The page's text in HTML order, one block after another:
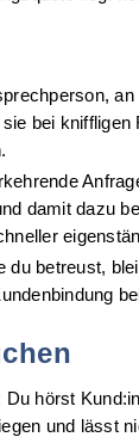
bei kniffligen
damit dazu
du betreust,
Du hörst
und lässt